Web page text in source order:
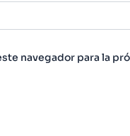
navegador para la